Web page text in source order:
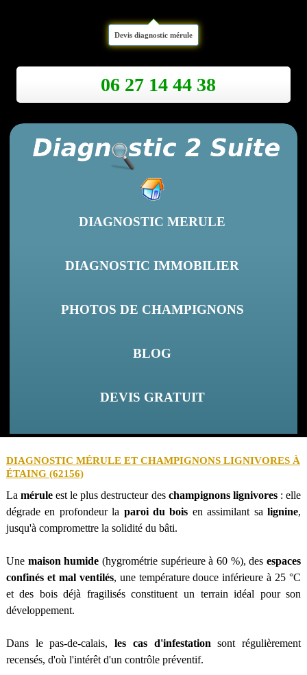
Devis diagnostic mérule
06 27 14 44 38
DIAGNOSTIC MERULE
DIAGNOSTIC IMMOBILIER
PHOTOS DE CHAMPIGNONS
BLOG
DEVIS GRATUIT
DIAGNOSTIC MÉRULE ET CHAMPIGNONS LIGNIVORES À
ÉTAING (62156)
Lamérule est le plus destructeur des champignons lignivores: elle
dégrade en profondeur la paroi du bois en assimilant salignine,
jusqu'à compromettre la solidité du bâti.
Une maison humide (hygrométrie supérieure à 60 %), desespaces
confinés et mal ventilés, une température douce inférieure à 25 °C
et des bois déjà fragilisés constituent un terrain idéal pour son
développement.
Dans le pas-de-calais,les cas d'infestation sont régulièrement
recensés, d'où l'intérêt d'un contrôle préventif.